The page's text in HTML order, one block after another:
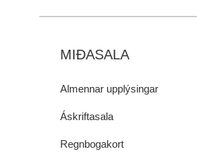
MIÐASALA
Almennar upplýsingar
Áskriftasala
Regnbogakort